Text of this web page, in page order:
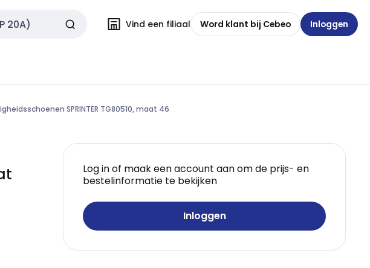
Vind een filiaal Word klant bij Cebeo Inloggen
SPRINTER TG80510, maat 46
Log in of maak een account aan om de prijs- en
bestelinformatie te bekijken
Inloggen